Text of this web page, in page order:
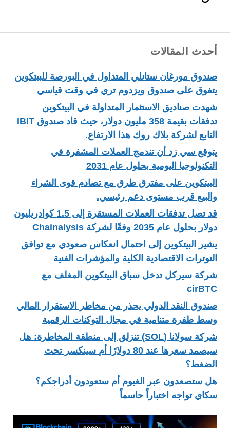
أحدث المقالات
صندوق مورغان ستانلي المتداول في البورصة للبيتكوين
يتفوق على صندوق ويزدوم تري في وقت قياسي
شهدت صناديق الاستثمار المتداولة في البيتكوين
تدفقات بقيمة 358 مليون دولار، حيث قاد صندوق IBIT
التابع لشركة بلاك روك هذا الارتفاع.
يتوقع سي زد أن تندمج العملات المشفرة في
التكنولوجيا اليومية بحلول عام 2031
البيتكوين على مفترق طرق مع تصادم قوى الشراء
والبيع قرب مستوى دعم رئيسي.
قد تصل تدفقات العملات المستقرة إلى 1.5 كوادريليون
دولار بحلول عام 2035 وفقًا لشركة Chainalysis
يشير البيتكوين إلى احتمال انعكاس صعودي مع توافق
التوترات الاقتصادية الكلية والمؤشرات الفنية
شركة سيركل تدخل سباق البيتكوين المغلف مع
cirBTC
صندوق النقد الدولي يحذر من مخاطر الاستقرار المالي
وسط طفرة متنامية في مجال التوكنات الرقمية
شركة سولانا (SOL) تنزلق إلى منطقة المخاطرة: هل
سيصمد سعرها عند 80 دولارًا أم سينكسر تحت
الضغط؟
هل ستصعدون عبر الغيوم أم ستعودون أدراجكم؟
سكاي تواجه اختباراً حاسماً